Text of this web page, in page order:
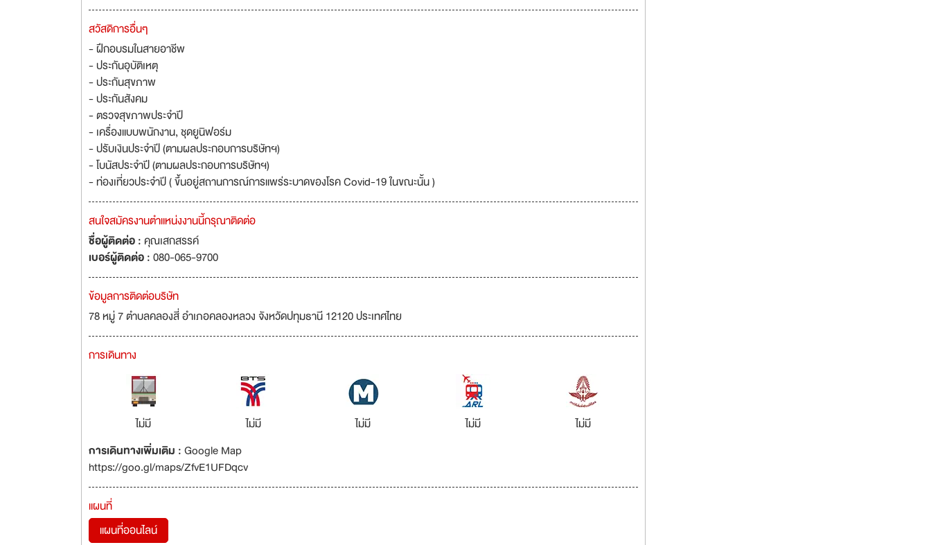
สวัสดิการอื่นๆ
- ฝึกอบรมในสายอาชีพ
- ประกันอุบัติเหตุ
- ประกันสุขภาพ
- ประกันสังคม
- ตรวจสุขภาพประจำปี
- เครื่องแบบพนักงาน, ชุดยูนิฟอร์ม
- ปรับเงินประจำปี (ตามผลประกอบการบริษัทฯ)
- โบนัสประจำปี (ตามผลประกอบการบริษัทฯ)
- ท่องเที่ยวประจำปี ( ขึ้นอยู่สถานการณ์การแพร่ระบาดของโรค Covid-19 ในขณะนั้น )
สนใจสมัครงานตำแหน่งงานนี้กรุณาติดต่อ
ชื่อผู้ติดต่อ :คุณเสกสรรค์
เบอร์ผู้ติดต่อ :080-065-9700
ข้อมูลการติดต่อบริษัท
78 หมู่ 7 ตำบลคลองสี่ อำเภอคลองหลวง จังหวัดปทุมธานี 12120 ประเทศไทย
การเดินทาง
ไม่มี ไม่มี ไม่มี ไม่มี
ไม่มี
การเดินทางเพิ่มเติม :Google Map
https://goo.gl/maps/ZfvE1UFDqcv
แผนที่
แผนที่ออนไลน์